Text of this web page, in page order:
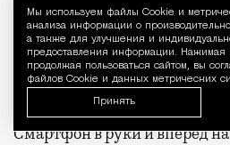
Мы используем файлы Сookie и
анализа информации о
а также для улучшения и
предоставления информации. Нажимая
продолжая пользоваться сайтом, вы
файлов Cookie и данных метрических
Принять
«Покровское-Стрешнево»:
Причем основу составляют
лиственницы, дубы и липы.
видов флоры — ландыш
колокольчики — из Красной
Смартфон в руки и вперед